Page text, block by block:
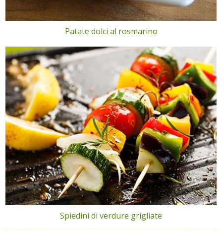
Patate dolci al rosmarino
Spiedini di verdure grigliate